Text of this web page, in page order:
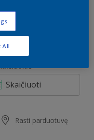
2,5 l
Skaičiuoti
Rasti parduotuvę
All